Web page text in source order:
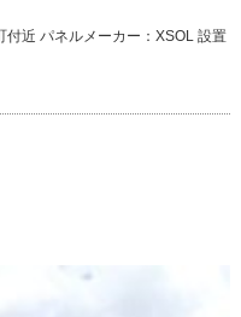
近 パネルメーカー：XSOL 設置